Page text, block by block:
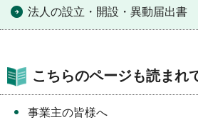
法人の設立・開設・異動届出書
こちらのページも読まれ
事業主の皆様へ